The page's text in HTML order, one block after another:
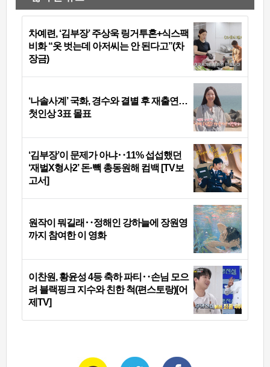
차예련, ‘김부장’ 주상욱 링거투혼+식스팩
비화 “옷 벗는데 아저씨는 안 된다고”(차
장금)
‘나솔사계’ 국화, 경수와 결별 후 재출연…
첫인상 3표 몰표
‘김부장’이 문제가 아냐‥11% 섭섭했던
‘재벌X형사2’ 돈·빽 총동원해 컴백 [TV보
고서]
원작이 뭐길래‥정해인 강하늘에 장원영
까지 참여한 이 영화
이찬원, 황윤성 4등 축하 파티‥손님 모으
려 블랙핑크 지수와 친한 척(편스토랑)[어
제TV]